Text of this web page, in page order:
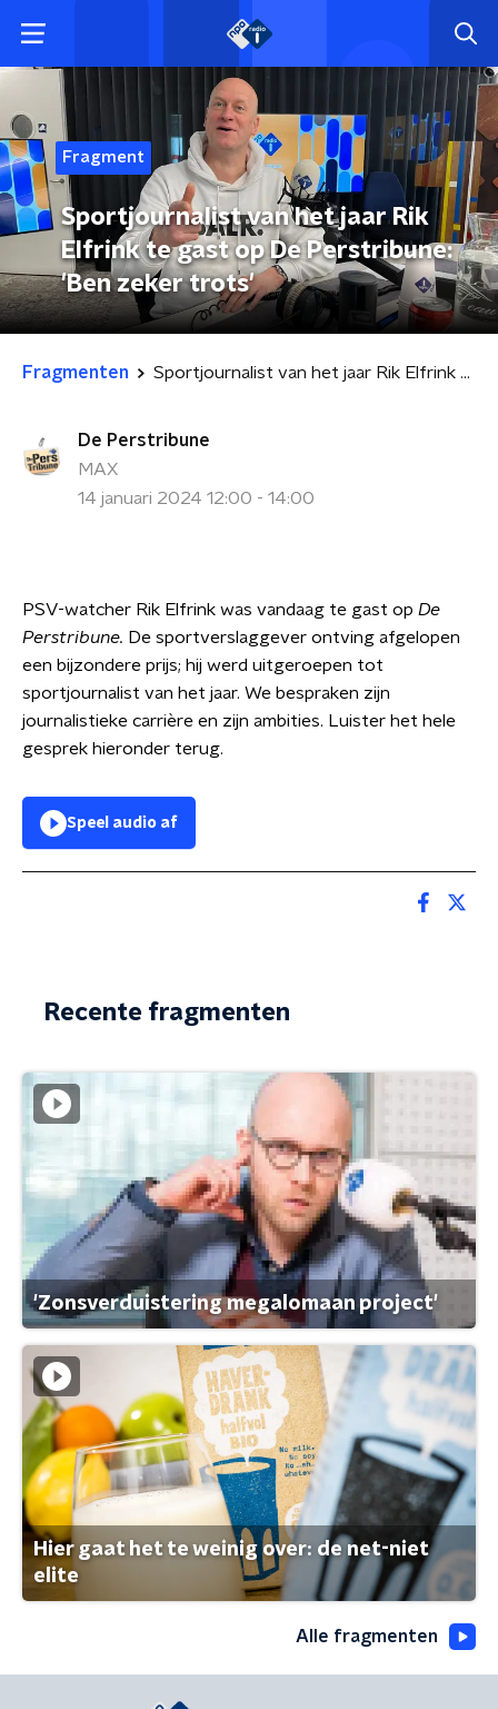
Fragment
Sportjournalist van het jaar Rik
Elfrink te gast op De Perstribune:
'Ben zeker trots'
Fragmenten Sportjournalist van het jaar Rik Elfrink te gast op De Perstribune: 'Ben zeker trots'
De Perstribune
MAX
14 januari 2024 12:00 - 14:00
PSV-watcher Rik Elfrink was vandaag te gast op De
Perstribune. De sportverslaggever ontving afgelopen
een bijzondere prijs; hij werd uitgeroepen tot
sportjournalist van het jaar. We bespraken zijn
journalistieke carrière en zijn ambities. Luister het hele
gesprek hieronder terug.
Speel audio af
Recente fragmenten
'Zonsverduistering megalomaan project'
Hier gaat het te weinig over: de net-niet
elite
Alle fragmenten